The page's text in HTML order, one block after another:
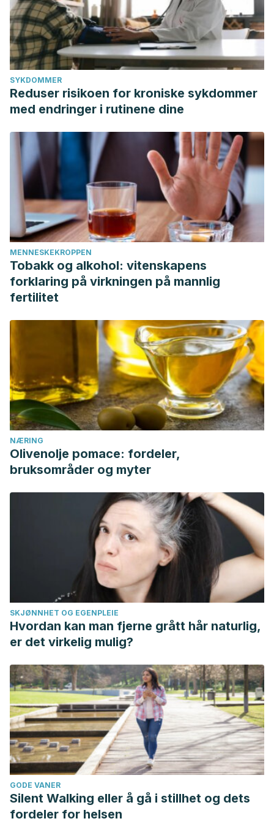
SYKDOMMER
Reduser risikoen for kroniske sykdommer
med endringer i rutinene dine
MENNESKEKROPPEN
Tobakk og alkohol: vitenskapens
forklaring på virkningen på mannlig
fertilitet
NÆRING
Olivenolje pomace: fordeler,
bruksområder og myter
SKJØNNHET OG EGENPLEIE
Hvordan kan man fjerne grått hår naturlig,
er det virkelig mulig?
GODE VANER
Silent Walking eller å gå i stillhet og dets
fordeler for helsen